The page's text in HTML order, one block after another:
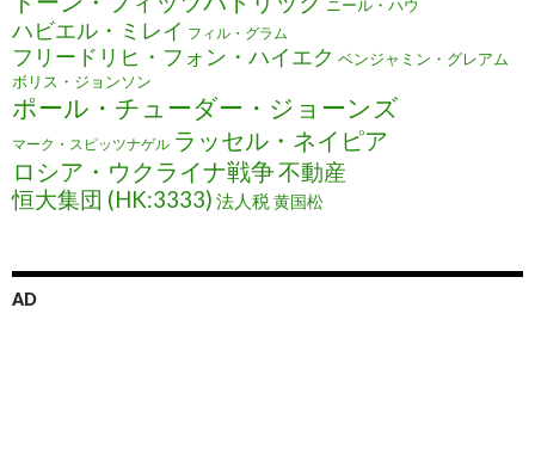
ニール・ハウ
ハビエル・ミレイ フィル・グラム
フリードリヒ・フォン・ハイエク ベンジャミン・グレアム
ボリス・ジョンソン
ポール・チューダー・ジョーンズ
マーク・スピッツナゲル ラッセル・ネイピア
ロシア・ウクライナ戦争不動産
恒大集団 (HK:3333) 法人税黄国松
AD